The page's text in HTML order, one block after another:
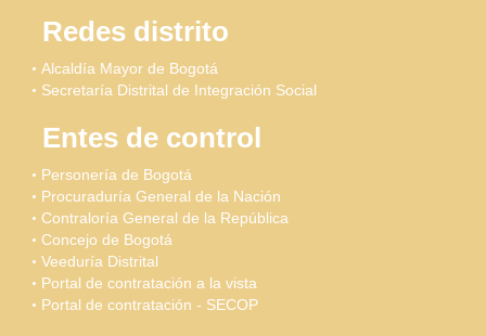
Redes distrito
Alcaldía Mayor de Bogotá
Secretaría Distrital de Integración Social
Entes de control
Personería de Bogotá
Procuraduría General de la Nación
Contraloría General de la República
Concejo de Bogotá
Veeduría Distrital
Portal de contratación a la vista
Portal de contratación - SECOP